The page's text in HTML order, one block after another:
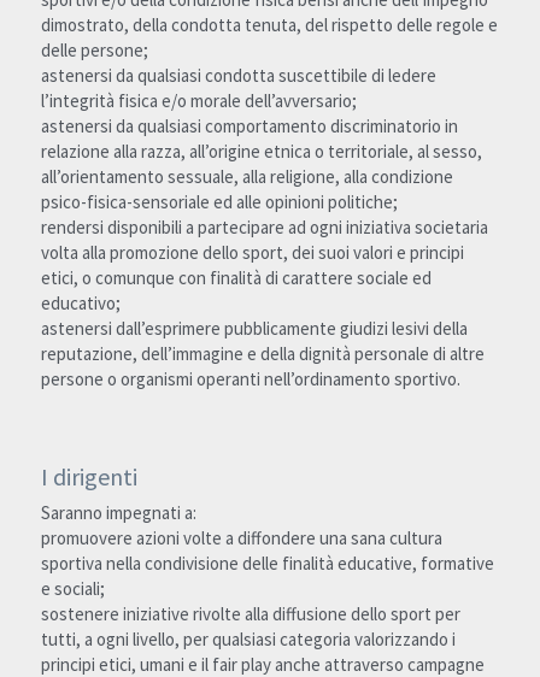
dimostrato, della condotta tenuta, del rispetto delle regole e
delle persone;
astenersi da qualsiasi condotta suscettibile di ledere
l’integrità fisica e/o morale dell’avversario;
astenersi da qualsiasi comportamento discriminatorio in
relazione alla razza, all’origine etnica o territoriale, al sesso,
all’orientamento sessuale, alla religione, alla condizione
psico-fisica-sensoriale ed alle opinioni politiche;
rendersi disponibili a partecipare ad ogni iniziativa societaria
volta alla promozione dello sport, dei suoi valori e principi
etici, o comunque con finalità di carattere sociale ed
educativo;
astenersi dall’esprimere pubblicamente giudizi lesivi della
reputazione, dell’immagine e della dignità personale di altre
persone o organismi operanti nell’ordinamento sportivo.
I dirigenti
Saranno impegnati a:
promuovere azioni volte a diffondere una sana cultura
sportiva nella condivisione delle finalità educative, formative
e sociali;
sostenere iniziative rivolte alla diffusione dello sport per
tutti, a ogni livello, per qualsiasi categoria valorizzando i
principi etici, umani e il fair play anche attraverso campagne